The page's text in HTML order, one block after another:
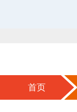
首页